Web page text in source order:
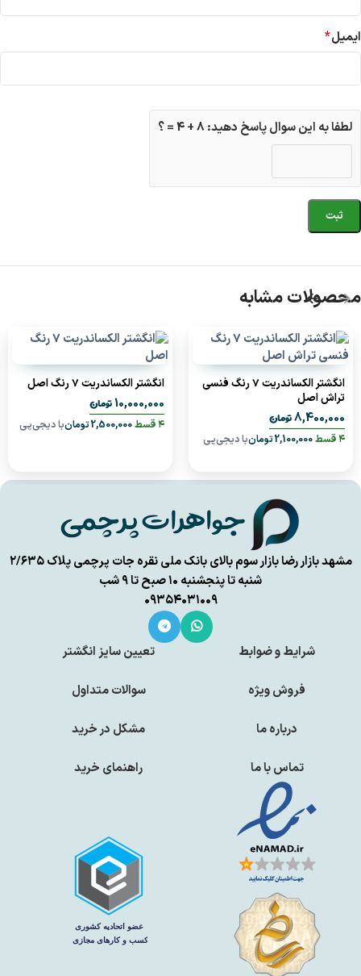
ایمیل*
لطفا به این سوال پاسخ دهید: 8 + 4 = ؟
محصولات مشابه
انگشتر الکساندریت 7 رنگ فنسی
تراش اصل
8,400,000تومان
۴ قسط 2,100,000تومانبا دیجی‌پی
انگشتر الکساندریت 7 رنگ اصل
10,000,000تومان
۴ قسط 2,500,000تومانبا دیجی‌پی
مشهد بازار رضا بازار سوم بالای بانک ملی نقره جات پرچمی پلاک ۲/۶۳۵
شنبه تا پنجشنبه ۱۰ صبح تا ۹ شب
۰۹۳۵۴۰۳۱۰۰۹
شرایط و ضوابط
فروش ویژه
درباره ما
تماس با ما
تعیین سایز انگشتر
سوالات متداول
مشکل در خرید
راهنمای خرید